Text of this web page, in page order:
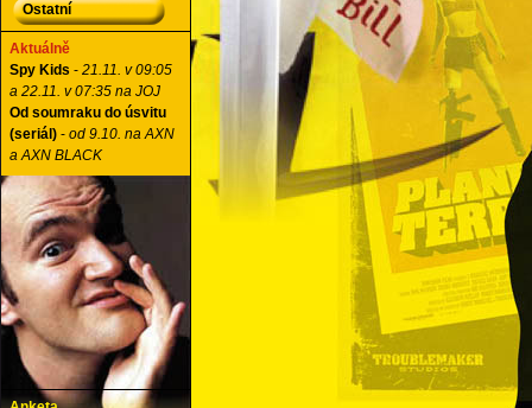
Ostatní
Aktuálně
Spy Kids - 21.11. v 09:05
a 22.11. v 07:35 na JOJ
Od soumraku do úsvitu
(seriál) - od 9.10. na AXN
a AXN BLACK